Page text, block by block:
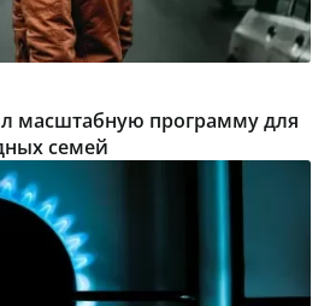
масштабную программу для
семей